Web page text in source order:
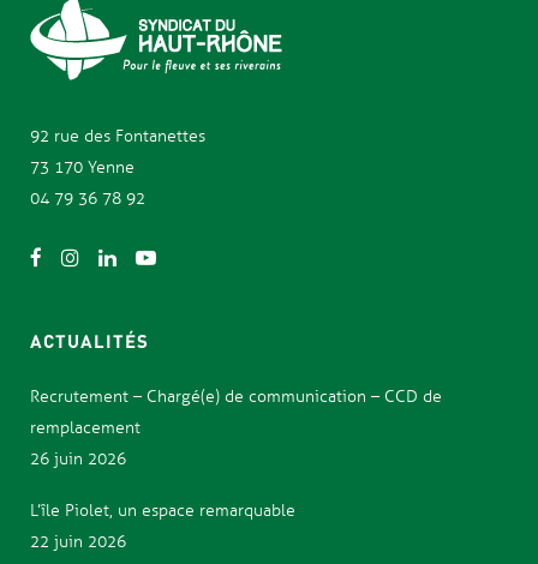
92 rue des Fontanettes
73 170 Yenne
04 79 36 78 92
ACTUALITÉS
Recrutement – Chargé(e) de communication – CCD de
remplacement
26 juin 2026
L’île Piolet, un espace remarquable
22 juin 2026